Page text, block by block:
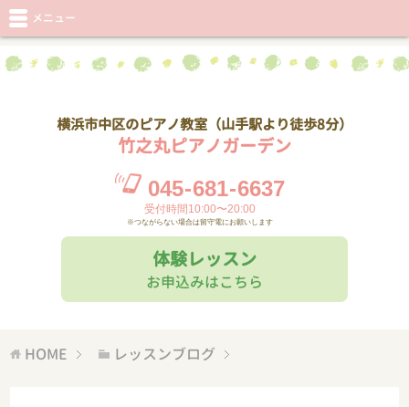
横浜市中区のピアノ教室（山手駅より徒歩8分）
竹之丸ピアノガーデン
045-681-6637
受付時間10:00〜20:00
※つながらない場合は留守電にお願いします
体験レッスン
お申込みはこちら
メニュー
HOME レッスンブログ